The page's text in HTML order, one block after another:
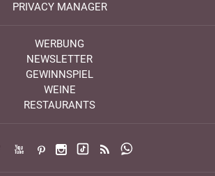
PRIVACY MANAGER
WERBUNG
NEWSLETTER
GEWINNSPIEL
WEINE
RESTAURANTS